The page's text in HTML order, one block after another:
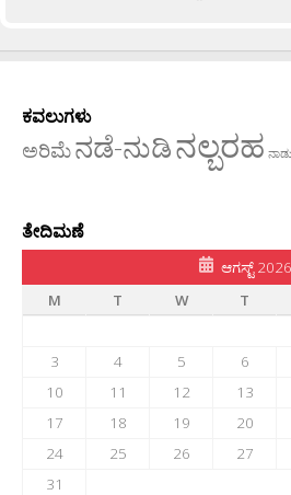
ಕವಲುಗಳು
ಅರಿಮೆನಡೆ-ನುಡಿನಲ್ಬರಹ ನಾಡು
ತೇದಿಮಣೆ
ಆಗಸ್ಟ್ 2026
M
T W T
3
4 5 6
10
11 12 13
17
18 19 20
24
25 26 27
31